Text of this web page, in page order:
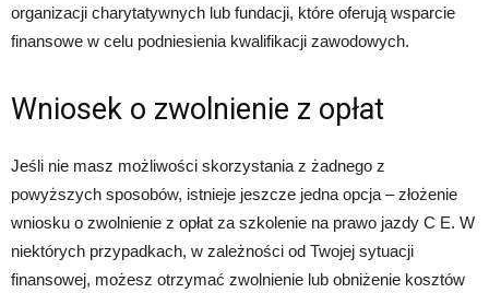
organizacji charytatywnych lub fundacji, które oferują wsparcie
finansowe w celu podniesienia kwalifikacji zawodowych.
Wniosek o zwolnienie z opłat
Jeśli nie masz możliwości skorzystania z żadnego z
powyższych sposobów, istnieje jeszcze jedna opcja – złożenie
wniosku o zwolnienie z opłat za szkolenie na prawo jazdy C E. W
niektórych przypadkach, w zależności od Twojej sytuacji
finansowej, możesz otrzymać zwolnienie lub obniżenie kosztów